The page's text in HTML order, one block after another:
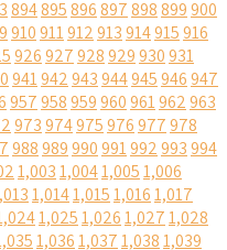
894895896897898899900
910911912913914915916
926927928929930931
941942943944945946947
957958959960961962963
973974975976977978
988989990991992993994
1,0031,0041,0051,006
1,0141,0151,0161,017
1,0251,0261,0271,028
1,0361,0371,0381,039